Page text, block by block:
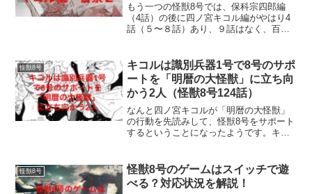
もう一つの怪獣8号では、保科宗四郎編
（4話）の後に四ノ宮キコル編がやはり4
話（５〜８話）あり、９話はなく、百景
sideBは、本編では描かれなかった防衛隊
員達のそれぞれの...
怪獣8号
キコルは識別兵器1号で8号のサポ
ートを「明暦の大怪獣」に立ち向
かう2人（怪獣8号124話）
なんと四ノ宮キコルが「明暦の大怪獣」
の行動を先読みして、怪獣8号をサポート
するということになったようです。キコ
ようです。しかし父親を葬る時は、自分
達が9号の討伐に成功...
怪獣8号
怪獣8号のゲームはスイッチで遊
べる？対応状況を解説！